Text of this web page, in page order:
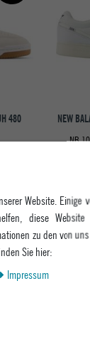
480 NEW
NB
Website. Einige
diese
zu den von
Sie hier:
Impressum